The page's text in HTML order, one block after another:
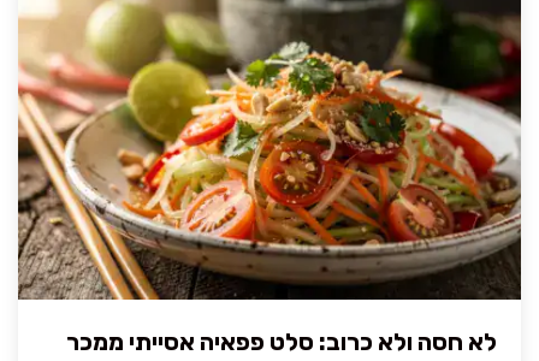
לא חסה ולא כרוב: סלט פפאיה אסייתי ממכר